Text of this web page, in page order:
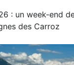
: un week-end
des Carroz